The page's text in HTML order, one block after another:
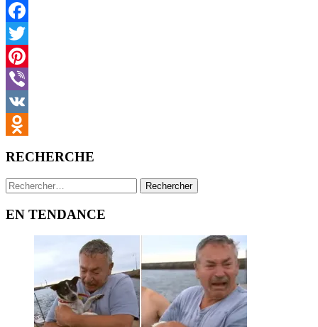
Facebook
Twitter
Pinterest
Viber
VK
RECHERCHE
Rechercher :
EN TENDANCE